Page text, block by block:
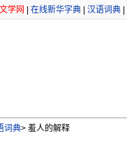
学网 在线新华字典| 汉语词典|
词典>羞人的解释